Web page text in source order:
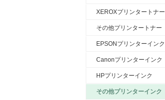
XEROXプリンタートナー
その他プリンタートナー
EPSONプリンターインク
Canonプリンターインク
HPプリンターインク
その他プリンターインク